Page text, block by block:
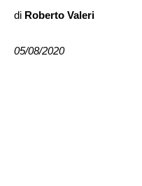
di Roberto Valeri
05/08/2020